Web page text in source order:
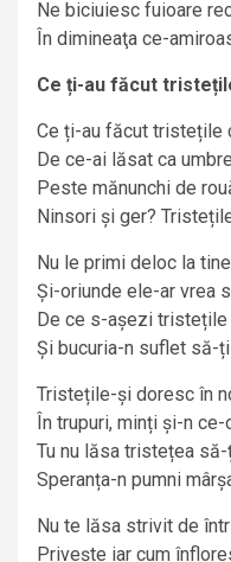
Ne biciuiesc fuioare
În dimineaţa ce-
Ce ți-au făcut
Ce ți-au făcut tristețile
De ce-ai lăsat ca
Peste mănunchi de
Ninsori și ger?
Nu le primi deloc la
Și-oriunde ele-ar vrea
De ce s-așezi tristețile
Și bucuria-n suflet să-
Tristețile-și doresc în
În trupuri, minți și-n
Tu nu lăsa tristețea
Speranța-n pumni
Nu te lăsa strivit de
Privește iar cum